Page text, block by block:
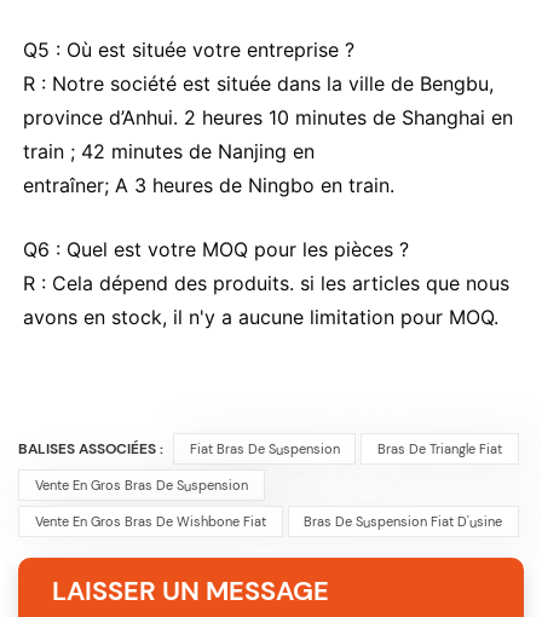
Q5 : Où est située votre entreprise ?
R : Notre société est située dans la ville de Bengbu,
province d’Anhui. 2 heures 10 minutes de Shanghai en
train ; 42 minutes de Nanjing en
entraîner; A 3 heures de Ningbo en train.
Q6 : Quel est votre MOQ pour les pièces ?
R : Cela dépend des produits. si les articles que nous
avons en stock, il n'y a aucune limitation pour MOQ.
BALISES ASSOCIÉES : Fiat Bras De Suspension Bras De Triangle Fiat
Vente En Gros Bras De Suspension
Vente En Gros Bras De Wishbone Fiat Bras De Suspension Fiat D'usine
LAISSER UN MESSAGE